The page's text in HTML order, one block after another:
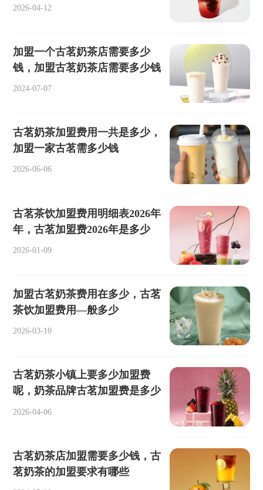
2026-04-12
加盟一个古茗奶茶店需要多少
钱，加盟古茗奶茶店需要多少钱
2024-07-07
古茗奶茶加盟费用一共是多少，
加盟一家古茗需多少钱
2026-06-06
古茗茶饮加盟费用明细表2026年
年，古茗加盟费2026年是多少
2026-01-09
加盟古茗奶茶费用在多少，古茗
茶饮加盟费用—般多少
2026-03-10
古茗奶茶小镇上要多少加盟费
呢，奶茶品牌古茗加盟费是多少
2026-04-06
古茗奶茶店加盟需要多少钱，古
茗奶茶的加盟要求有哪些